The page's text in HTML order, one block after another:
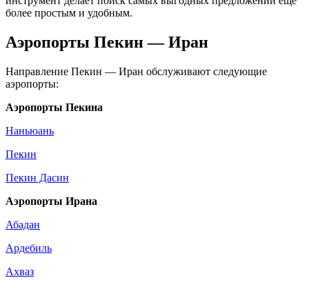
более простым и удобным.
Аэропорты Пекин — Иран
Направление Пекин — Иран обслуживают следующие
аэропорты:
Аэропорты Пекина
Наньюань
Пекин
Пекин Дасин
Аэропорты Ирана
Абадан
Ардебиль
Ахваз